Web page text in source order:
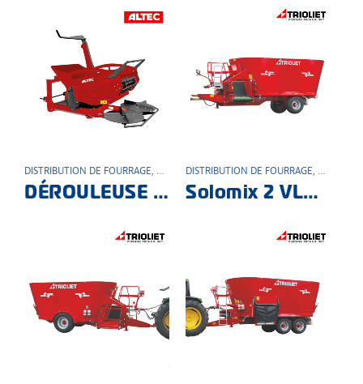
DISTRIBUTION DE FOURRAGE, MATÉRIEL AGRICOLE
DÉROULEUSE PORTÉE DR180PI
DISTRIBUTION DE FOURRAGE,
Solomix 2 VLH Mélangeuse